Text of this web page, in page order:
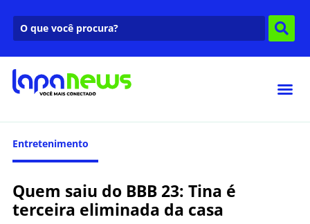
Entretenimento
Quem saiu do BBB 23: Tina é
terceira eliminada da casa